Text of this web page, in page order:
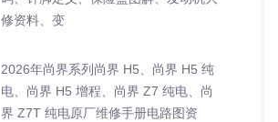
修资料、变
2026年尚界系列尚界 H5、尚界 H5 纯
电、尚界 H5 增程、尚界 Z7 纯电、尚
界 Z7T 纯电原厂维修手册电路图资